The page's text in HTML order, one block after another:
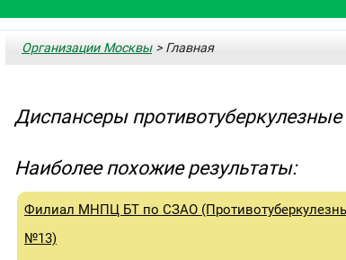
Организации Москвы> Главная
Диспансеры
Наиболее похожие результаты:
Филиал МНПЦ БТ по СЗАО
№13)